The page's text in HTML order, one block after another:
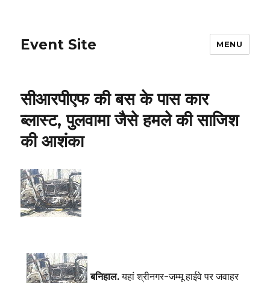
Event Site MENU
सीआरपीएफ की बस के पास कार
ब्लास्ट, पुलवामा जैसे हमले की साजिश
की आशंका
बनिहाल.यहां श्रीनगर-जम्मू हाईवे पर जवाहर